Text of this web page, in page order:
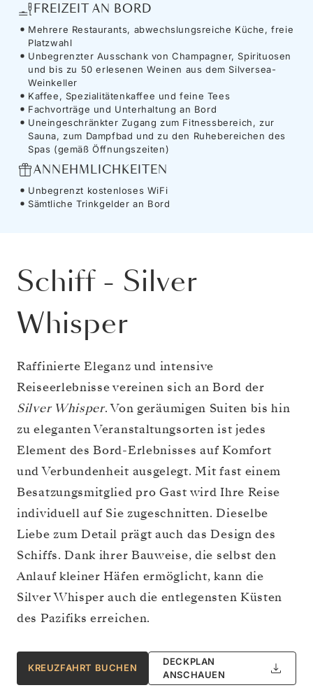
FREIZEIT AN BORD
Mehrere Restaurants, abwechslungsreiche Küche, freie
Platzwahl
Unbegrenzter Ausschank von Champagner, Spirituosen
und bis zu 50 erlesenen Weinen aus dem Silversea-
Weinkeller
Kaffee, Spezialitätenkaffee und feine Tees
Fachvorträge und Unterhaltung an Bord
Uneingeschränkter Zugang zum Fitnessbereich, zur
Sauna, zum Dampfbad und zu den Ruhebereichen des
Spas (gemäß Öffnungszeiten)
ANNEHMLICHKEITEN
Unbegrenzt kostenloses WiFi
Sämtliche Trinkgelder an Bord
Schiff- Silver
Whisper
Raffinierte Eleganz und intensive
Reiseerlebnisse vereinen sich an Bord der
Silver Whisper. Von geräumigen Suiten bis hin
zu eleganten Veranstaltungsorten ist jedes
Element des Bord-Erlebnisses auf Komfort
und Verbundenheit ausgelegt. Mit fast einem
Besatzungsmitglied pro Gast wird Ihre Reise
individuell auf Sie zugeschnitten. Dieselbe
Liebe zum Detail prägt auch das Design des
Schiffs. Dank ihrer Bauweise, die selbst den
Anlauf kleiner Häfen ermöglicht, kann die
Silver Whisper auch die entlegensten Küsten
des Pazifiks erreichen.
KREUZFAHRT BUCHEN
DECKPLAN
ANSCHAUEN